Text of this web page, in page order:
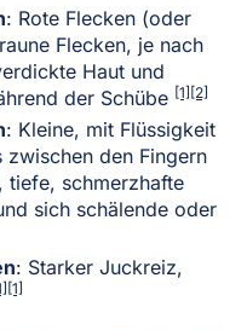
: Rote Flecken (oder
Flecken, je nach
Haut und
der Schübe [1] [2]
: Kleine, mit Flüssigkeit
den Fingern
tiefe, schmerzhafte
sich schälende oder
: Starker Juckreiz,